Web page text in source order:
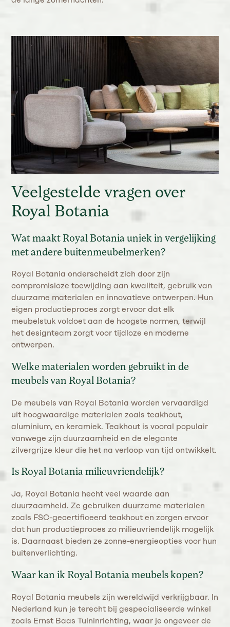
Veelgestelde vragen over
Royal Botania
Wat maakt Royal Botania uniek in vergelijking
met andere buitenmeubelmerken?
Royal Botania onderscheidt zich door zijn
compromisloze toewijding aan kwaliteit, gebruik van
duurzame materialen en innovatieve ontwerpen. Hun
eigen productieproces zorgt ervoor dat elk
meubelstuk voldoet aan de hoogste normen, terwijl
het designteam zorgt voor tijdloze en moderne
ontwerpen.
Welke materialen worden gebruikt in de
meubels van Royal Botania?
De meubels van Royal Botania worden vervaardigd
uit hoogwaardige materialen zoals teakhout,
aluminium, en keramiek. Teakhout is vooral populair
vanwege zijn duurzaamheid en de elegante
zilvergrijze kleur die het na verloop van tijd ontwikkelt.
Is Royal Botania milieuvriendelijk?
Ja, Royal Botania hecht veel waarde aan
duurzaamheid. Ze gebruiken duurzame materialen
zoals FSC-gecertificeerd teakhout en zorgen ervoor
dat hun productieproces zo milieuvriendelijk mogelijk
is. Daarnaast bieden ze zonne-energieopties voor hun
buitenverlichting.
Waar kan ik Royal Botania meubels kopen?
Royal Botania meubels zijn wereldwijd verkrijgbaar. In
Nederland kun je terecht bij gespecialiseerde winkel
zoals Ernst Baas Tuininrichting, waar je ongeveer de